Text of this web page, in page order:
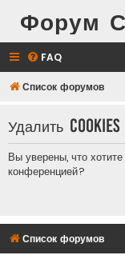
Форум
FAQ
Список форумов
Удалить cookies
Вы уверены, что
конференцией?
Список форумов